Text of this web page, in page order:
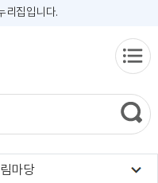
리집입니다.
마당